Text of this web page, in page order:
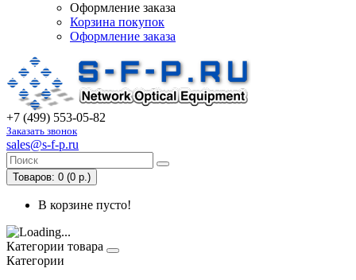
Оформление заказа
Корзина покупок
Оформление заказа
+7 (499) 553-05-82
Заказать звонок
sales@s-f-p.ru
Товаров: 0 (0 р.)
В корзине пусто!
Категории товара
Категории